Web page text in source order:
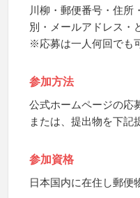
川柳・郵便番号・住所
別・メールアドレス・
※応募は一人何回でも
参加方法
公式ホームページの応
または、提出物を下記
参加資格
日本国内に在住し郵便